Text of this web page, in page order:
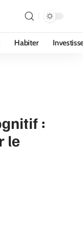
Habiter
:
le